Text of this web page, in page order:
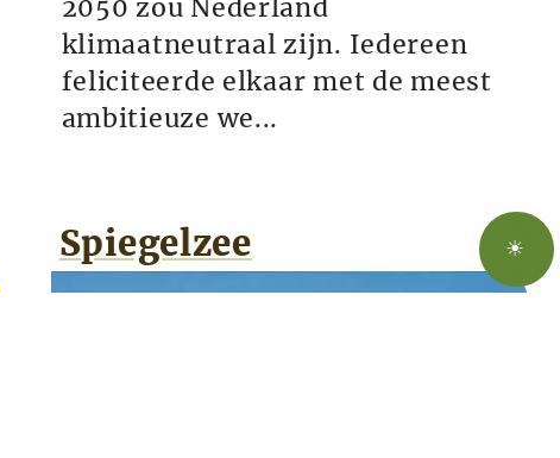
2050 zou Nederland
klimaatneutraal zijn. Iedereen
feliciteerde elkaar met de meest
ambitieuze we...
Spiegelzee ☀